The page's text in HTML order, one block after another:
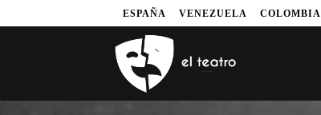
ESPAÑA VENEZUELA COLOMBIA